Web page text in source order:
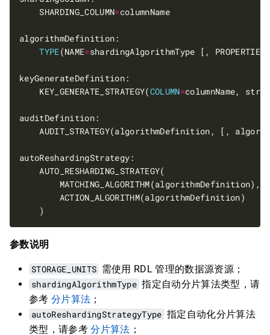
    SHARDING_COLUMN
= columnName
TYPE(NAME=
    KEY_GENERATE_STRATEGY(
COLUMN=
AUDIT_STRATEGY(algorithmDefinition, [,
参数说明
STORAGE_UNITS 需使用 RDL 管理的数据源资源；
shardingAlgorithmType 指定自动分片算法类型，请
参考 分片算法 ；
autoReshardingStrategyType 指定自动化分片算法
类型，请参考分片算法 ；